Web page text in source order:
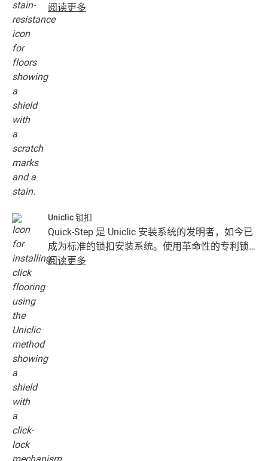
保护层可确保地板免受划痕、污渍、灰尘和擦痕
的伤害。
阅读更多
Uniclic 锁扣
Quick-Step 是 Uniclic 安装系统的发明者，如今已
成为标准的锁扣安装系统。使用革命性的专利锁
扣系统，可以毫不费力地将地板拼接在一起。
阅读更多